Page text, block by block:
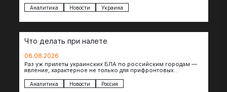
которых будет…
Аналитика Новости Украина
Что делать при налете
06.08.2026
Раз уж прилеты украинских БЛА по российским городам —
явление, характерное не только для прифронтовых
Аналитика Новости Россия